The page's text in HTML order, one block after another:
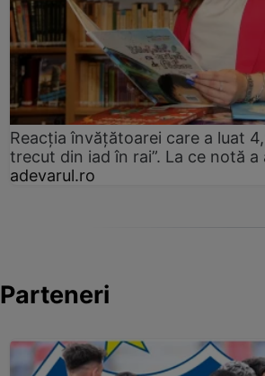
Reacția învățătoarei care a luat
trecut din iad în rai”. La ce notă
adevarul.ro
Parteneri